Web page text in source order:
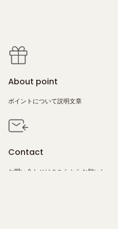
About point
ポイントについて説明文章
Contact
お問い合わせは こちら からお願いし